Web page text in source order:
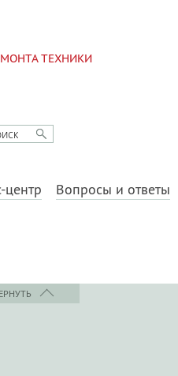
ТЕХНИКИ
центр
Вопросы и ответы